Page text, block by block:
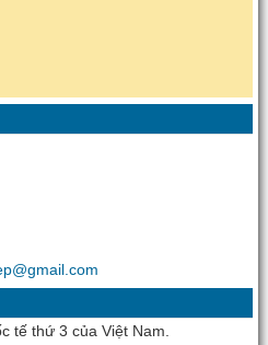
tế thứ 3 của Việt Nam.